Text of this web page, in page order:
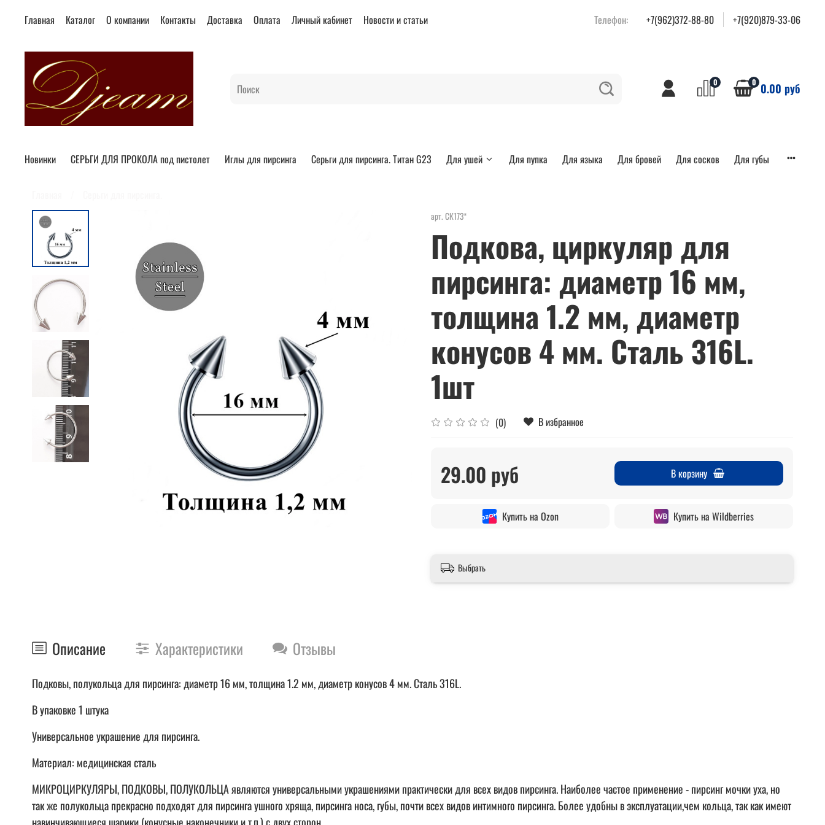
Главная Каталог О компании Контакты Доставка Оплата Личный кабинет Новости и статьи Телефон: +7(962)372-88-80 +7(920)879-33-06
0 0 0.00 руб
Новинки СЕРЬГИ ДЛЯ ПРОКОЛА под пистолет Иглы для пирсинга Серьги для пирсинга. Титан G23 Для ушей Для пупка Для языка Для бровей Для сосков Для губы
арт. СК173*
Подкова, циркуляр для
пирсинга: диаметр 16 мм,
толщина 1.2 мм, диаметр
конусов 4 мм. Сталь 316L.
1шт
(0) В избранное
29.00 руб В корзину
Купить на Ozon Купить на Wildberries
Выбрать
Описание Характеристики Отзывы
Подковы, полукольца для пирсинга: диаметр 16 мм, толщина 1.2 мм, диаметр конусов 4 мм. Сталь 316L.
В упаковке 1 штука
Универсальное украшение для пирсинга.
Материал: медицинская сталь
МИКРОЦИРКУЛЯРЫ, ПОДКОВЫ, ПОЛУКОЛЬЦА являются универсальными украшениями практически для всех видов пирсинга. Наиболее частое применение - пирсинг мочки уха, но
так же полукольца прекрасно подходят для пирсинга ушного хряща, пирсинга носа, губы, почти всех видов интимного пирсинга. Более удобны в эксплуатации,чем кольца, так как имеют